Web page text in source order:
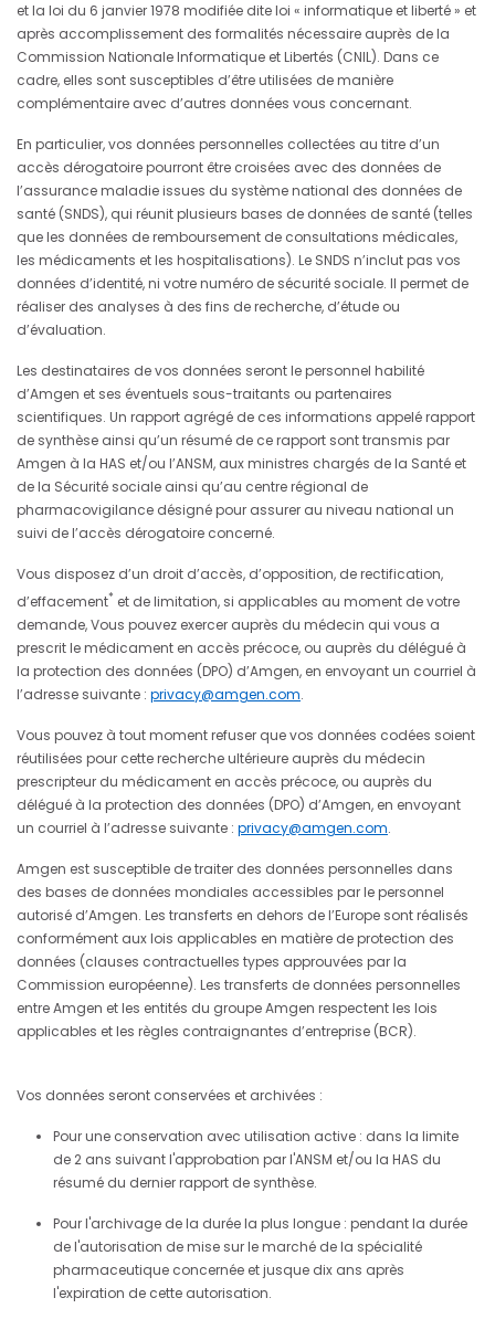
et la loi du 6 janvier 1978 modifiée dite loi « informatique et liberté » et
après accomplissement des formalités nécessaire auprès de la
Commission Nationale Informatique et Libertés (CNIL). Dans ce
cadre, elles sont susceptibles d’être utilisées de manière
complémentaire avec d’autres données vous concernant.
En particulier, vos données personnelles collectées au titre d’un
accès dérogatoire pourront être croisées avec des données de
l’assurance maladie issues du système national des données de
santé (SNDS), qui réunit plusieurs bases de données de santé (telles
que les données de remboursement de consultations médicales,
les médicaments et les hospitalisations). Le SNDS n’inclut pas vos
données d’identité, ni votre numéro de sécurité sociale. Il permet de
réaliser des analyses à des fins de recherche, d’étude ou
d’évaluation.
Les destinataires de vos données seront le personnel habilité
d’Amgen et ses éventuels sous-traitants ou partenaires
scientifiques. Un rapport agrégé de ces informations appelé rapport
de synthèse ainsi qu’un résumé de ce rapport sont transmis par
Amgen à la HAS et/ou l’ANSM, aux ministres chargés de la Santé et
de la Sécurité sociale ainsi qu’au centre régional de
pharmacovigilance désigné pour assurer au niveau national un
suivi de l’accès dérogatoire concerné.
Vous disposez d’un droit d’accès, d’opposition, de rectification,
d’effacement* et de limitation, si applicables au moment de votre
demande, Vous pouvez exercer auprès du médecin qui vous a
prescrit le médicament en accès précoce, ou auprès du délégué à
la protection des données (DPO) d’Amgen, en envoyant un courriel à
l’adresse suivante : privacy@amgen.com.
Vous pouvez à tout moment refuser que vos données codées soient
réutilisées pour cette recherche ultérieure auprès du médecin
prescripteur du médicament en accès précoce, ou auprès du
délégué à la protection des données (DPO) d’Amgen, en envoyant
un courriel à l’adresse suivante : privacy@amgen.com.
Amgen est susceptible de traiter des données personnelles dans
des bases de données mondiales accessibles par le personnel
autorisé d’Amgen. Les transferts en dehors de l’Europe sont réalisés
conformément aux lois applicables en matière de protection des
données (clauses contractuelles types approuvées par la
Commission européenne). Les transferts de données personnelles
entre Amgen et les entités du groupe Amgen respectent les lois
applicables et les règles contraignantes d’entreprise (BCR).
Vos données seront conservées et archivées :
Pour une conservation avec utilisation active : dans la limite
de 2 ans suivant l'approbation par l'ANSM et/ou la HAS du
résumé du dernier rapport de synthèse.
Pour l'archivage de la durée la plus longue : pendant la durée
de l'autorisation de mise sur le marché de la spécialité
pharmaceutique concernée et jusque dix ans après
l'expiration de cette autorisation.